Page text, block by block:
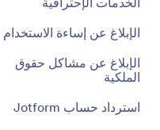
الإبلاغ عن إساءة الاستخدام
الإبلاغ عن مشاكل حقوق
الملكية
استرداد حساب Jotform